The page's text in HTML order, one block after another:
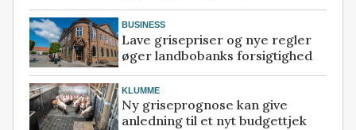
BUSINESS
Lave grisepriser og nye regler
øger landbobanks forsigtighed
KLUMME
Ny griseprognose kan give
anledning til et nyt budgettjek